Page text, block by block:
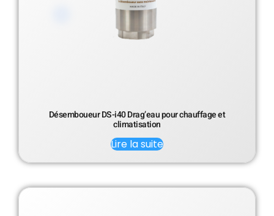
Désemboueur DS-i40 Drag’eau pour chauffage et
climatisation
Lire la suite